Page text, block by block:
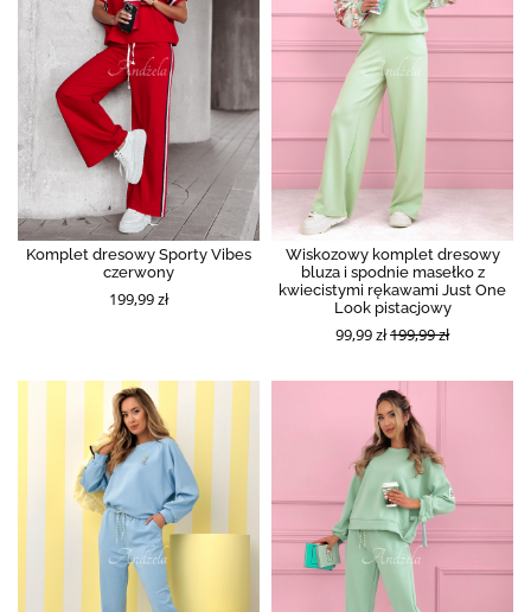
Komplet dresowy Sporty Vibes
czerwony
199,99 zł
Wiskozowy komplet dresowy
bluza i spodnie masełko z
kwiecistymi rękawami Just One
Look pistacjowy
99,99 zł199,99 zł